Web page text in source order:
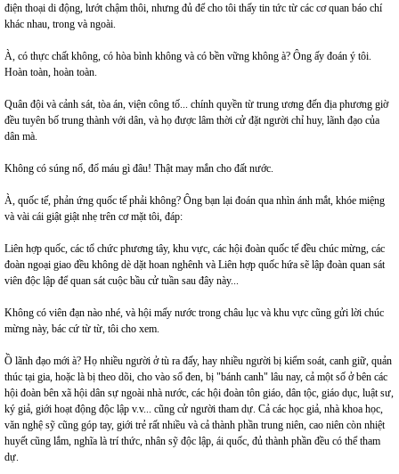
điện thoại di động, lướt chậm thôi, nhưng đủ để cho tôi thấy tin tức từ các cơ quan báo chí
khác nhau, trong và ngoài.
À, có thực chất không, có hòa bình không và có bền vững không à? Ông ấy đoán ý tôi.
Hoàn toàn, hoàn toàn.
Quân đội và cảnh sát, tòa án, viện công tố... chính quyền từ trung ương đến địa phương giờ
đều tuyên bố trung thành với dân, và họ được lâm thời cử đặt người chỉ huy, lãnh đạo của
dân mà.
Không có súng nổ, đổ máu gì đâu! Thật may mắn cho đất nước.
À, quốc tế, phản ứng quốc tế phải không? Ông bạn lại đoán qua nhìn ánh mắt, khóe miệng
và vài cái giật giật nhẹ trên cơ mặt tôi, đáp:
Liên hợp quốc, các tổ chức phương tây, khu vực, các hội đoàn quốc tế đều chúc mừng, các
đoàn ngoại giao đều không dè dặt hoan nghênh và Liên hợp quốc hứa sẽ lập đoàn quan sát
viên độc lập để quan sát cuộc bầu cử tuần sau đây này...
Không có viên đạn nào nhé, và hội mấy nước trong châu lục và khu vực cũng gửi lời chúc
mừng này, bác cứ từ từ, tôi cho xem.
Ồ lãnh đạo mới à? Họ nhiều người ở tù ra đấy, hay nhiều người bị kiểm soát, canh giữ, quản
thúc tại gia, hoặc là bị theo dõi, cho vào sổ đen, bị "bánh canh" lâu nay, cả một số ở bên các
hội đoàn bên xã hội dân sự ngoài nhà nước, các hội đoàn tôn giáo, dân tộc, giáo dục, luật sư,
ký giả, giới hoạt động độc lập v.v... cũng cử người tham dự. Cả các học giả, nhà khoa học,
văn nghệ sỹ cũng góp tay, giới trẻ rất nhiều và cả thành phần trung niên, cao niên còn nhiệt
huyết cũng lắm, nghĩa là trí thức, nhân sỹ độc lập, ái quốc, đủ thành phần đều có thể tham
dự.